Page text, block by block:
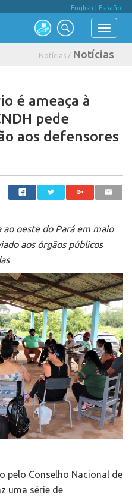
English Español
Notícias / Notícias
é ameaça à
pede
aos defensores
ao oeste do Pará em maio
aos órgãos públicos
pelo Conselho Nacional de
uma série de